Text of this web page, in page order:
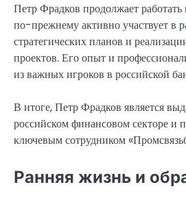
Петр Фрадков продолжает работать
по-прежнему активно участвует в
стратегических планов и
проектов. Его опыт и
из важных игроков в российской
В итоге, Петр Фрадков является
российском финансовом секторе и
ключевым сотрудником
Ранняя жизнь и